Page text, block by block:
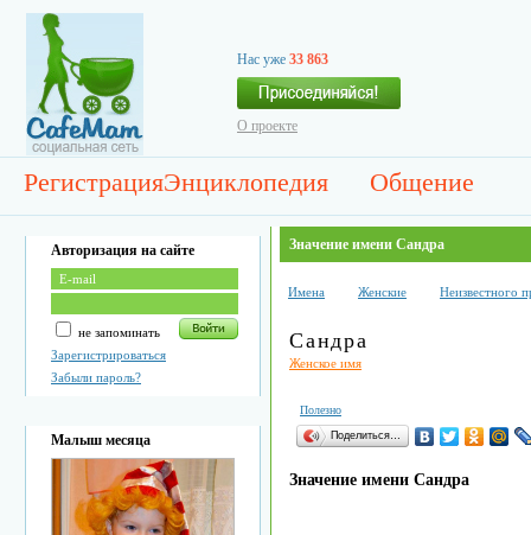
Нас уже 33 863
О проекте
РегистрацияЭнциклопедия Общение
Авторизация на сайте
не запоминать
Зарегистрироваться
Забыли пароль?
Малыш месяца
Значение имени Сандра
Имена Женские Неизвестного
Сандра
Женское имя
Полезно
Поделиться…
Значение имени Сандра